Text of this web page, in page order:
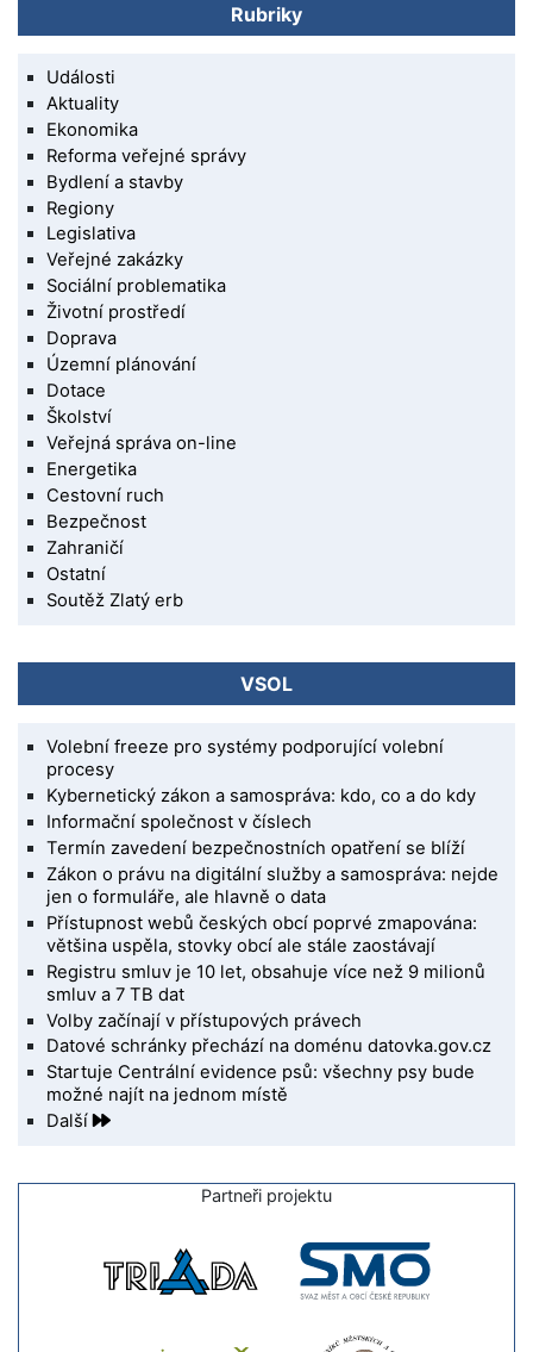
Rubriky
Události
Aktuality
Ekonomika
Reforma veřejné správy
Bydlení a stavby
Regiony
Legislativa
Veřejné zakázky
Sociální problematika
Životní prostředí
Doprava
Územní plánování
Dotace
Školství
Veřejná správa on-line
Energetika
Cestovní ruch
Bezpečnost
Zahraničí
Ostatní
Soutěž Zlatý erb
VSOL
Volební freeze pro systémy podporující volební
procesy
Kybernetický zákon a samospráva: kdo, co a do kdy
Informační společnost v číslech
Termín zavedení bezpečnostních opatření se blíží
Zákon o právu na digitální služby a samospráva: nejde
jen o formuláře, ale hlavně o data
Přístupnost webů českých obcí poprvé zmapována:
většina uspěla, stovky obcí ale stále zaostávají
Registru smluv je 10 let, obsahuje více než 9 milionů
smluv a 7 TB dat
Volby začínají v přístupových právech
Datové schránky přechází na doménu datovka.gov.cz
Startuje Centrální evidence psů: všechny psy bude
možné najít na jednom místě
Další
Partneři projektu